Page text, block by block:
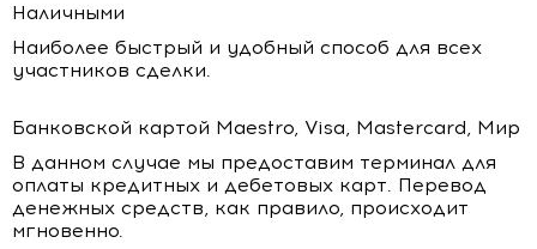
Наличными
Наиболее быстрый и удобный способ для всех
участников сделки.
Банковской картой Maestro, Visa, Mastercard, Мир
В данном случае мы предоставим терминал для
оплаты кредитных и дебетовых карт. Перевод
денежных средств, как правило, происходит
мгновенно.